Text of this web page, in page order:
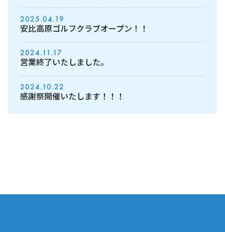
2025.04.19
安比高原ゴルフクラブオープン！！
2024.11.17
営業終了いたしました。
2024.10.22
感謝祭開催いたします！！！